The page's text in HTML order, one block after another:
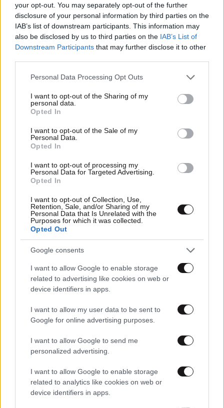
your opt-out. You may separately opt-out of the further
disclosure of your personal information by third parties on the
IAB’s list of downstream participants. This information may
also be disclosed by us to third parties on the IAB’s List of
Downstream Participants that may further disclose it to other
Please note that this website/app uses one or more Google
not limited to your visit or usage behaviour. You may click to
grant or deny consent to Google and its third-party tags to
use your data for below specified purposes in below Google
consent section.
Personal Data Processing Opt Outs
I want to opt-out of the Sharing of my
personal data.
Opted In
I want to opt-out of the Sale of my
Personal Data.
Opted In
I want to opt-out of processing my
Personal Data for Targeted Advertising.
Opted In
I want to opt-out of Collection, Use,
Retention, Sale, and/or Sharing of my
Personal Data that Is Unrelated with the
Purposes for which it was collected.
Opted Out
Google consents
I want to allow Google to enable storage
related to advertising like cookies on web or
device identifiers in apps.
I want to allow my user data to be sent to
Google for online advertising purposes.
I want to allow Google to send me
personalized advertising.
I want to allow Google to enable storage
related to analytics like cookies on web or
device identifiers in apps.
13·03·2026 18:18
Γιάννης Πουλόπουλος για την προσωπική του ζωή: «Μου
ήταν πάρα πολύ δύσκολο να βγαίνει ο παπάς και να με
βρίζει»
18·02·2026 20:40
Πέδρο Πασκάλ: «Άπλωσε το χέρι του και άγγιξε το